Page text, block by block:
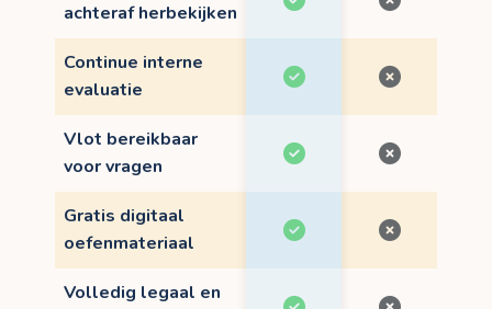
achteraf herbekijken
Continue interne
evaluatie
Vlot bereikbaar
voor vragen
Gratis digitaal
oefenmateriaal
Volledig legaal en